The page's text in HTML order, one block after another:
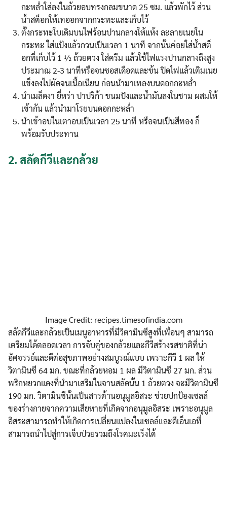
กะหล่ำใส่ลงในถ้วยอบทรงกลมขนาด 25 ซม. แล้วพักไว้ ส่วน
น้ำสต็อกให้เทออกจากกระทะและเก็บไว้
ตั้งกระทะใบเดิมบนไฟร้อนปานกลางให้แห้ง ละลายเนยใน
กระทะ ใส่แป้งแล้วกวนเป็นเวลา 1 นาที จากนั้นค่อยใส่น้ำสต็
อกที่เก็บไว้ 1 ½ ถ้วยตวง ใส่ครีม แล้วใช้ไฟแรงปานกลางถึงสูง
ประมาณ 2-3 นาทีหรือจนซอสเดือดและข้น ปิดไฟแล้วเติมเนย
แข็งลงไปผัดจนเนื้อเนียน ก่อนนำมาเทลงบนดอกกะหล่ำ
นำเมล็ดงา ยี่หร่า ปาปริก้า ขนมปังและน้ำมันลงในชาม ผสมให้
เข้ากัน แล้วนำมาโรยบนดอกกะหล่ำ
นำเข้าอบในเตาอบเป็นเวลา 25 นาที หรือจนเป็นสีทอง ก็
พร้อมรับประทาน
2. สลัดกีวีและกล้วย
Image Credit: recipes.timesofindia.com
สลัดกีวีและกล้วยเป็นเมนูอาหารที่มีวิตามินซีสูงที่เพื่อนๆ สามารถ
เตรียมได้ตลอดเวลา การจับคู่ของกล้วยและกีวีสร้างรสชาติที่น่า
อัศจรรย์และดีต่อสุขภาพอย่างสมบูรณ์แบบ เพราะกีวี 1 ผล ให้
วิตามินซี 64 มก. ขณะที่กล้วยหอม 1 ผล มีวิตามินซี 27 มก. ส่วน
พริกหยวกแดงที่นำมาเสริมในจานสลัดนั้น 1 ถ้วยตวง จะมีวิตามินซี
190 มก. วิตามินซีนั้นเป็นสารต้านอนุมูลอิสระ ช่วยปกป้องเซลล์
ของร่างกายจากความเสียหายที่เกิดจากอนุมูลอิสระ เพราะอนุมูล
อิสระสามารถทำให้เกิดการเปลี่ยนแปลงในเซลล์และดีเอ็นเอที่
สามารถนำไปสู่การเจ็บป่วยรวมถึงโรคมะเร็งได้